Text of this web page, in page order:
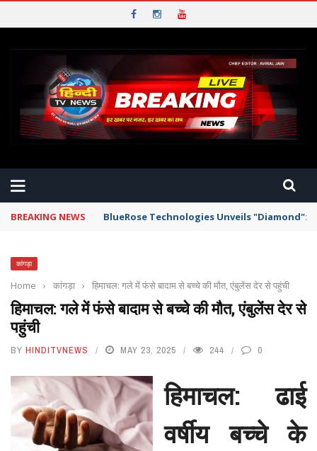
BREAKING NEWS BlueRose Technologies Unveils
कांगड़ा
Home › कांगड़ा › हिमाचल: गले में फंसे बादाम से बच्चे की मौत, एंबुलेंस देर से पहुंची
हिमाचल: गले में फंसे बादाम से बच्चे की मौत, एंबुलेंस देर से
पहुंची
BY HINDITVNEWS MAY 23, 2025 244 0
हिमाचल: ढाई
वर्षीय बच्चे के